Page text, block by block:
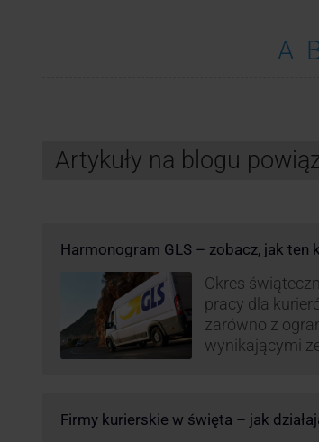
A
Artykuły na blogu
Harmonogram GLS – zobacz, jak
Okres
pracy dla
zarówno z
wynikającymi
GLS na czas
Firmy kurierskie w święta – jak